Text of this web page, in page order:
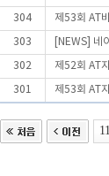
304 제53회 AT
303 [NEWS] 네
302 제52회 AT
301 제53회 AT
11